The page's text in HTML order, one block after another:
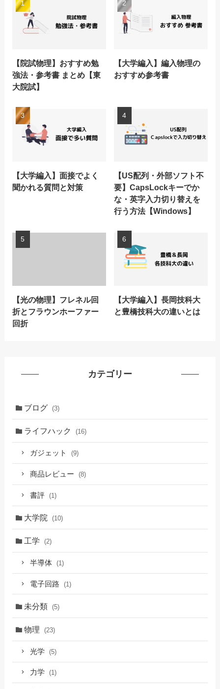
【院試物理】おすすめ勉
強法・参考書 まとめ【東
大院試】
【大学編入】編入物理の
おすすめ参考書
【大学編入】面接でよく
聞かれる質問と対策
【US配列・外部ソフト不
要】CapsLockキーでか
な・英字入力切り替えを
行う方法【Windows】
【光の物理】フレネル回
折とフラウンホーファー
回折
【大学編入】長岡技科大
と豊橋技科大の違いとは
カテゴリー
ブログ (3)
ライフハック (16)
ガジェット (9)
商品レビュー (8)
書評 (1)
大学院 (10)
工学 (2)
半導体 (1)
電子回路 (1)
未分類 (5)
物理 (23)
光学 (5)
力学 (1)